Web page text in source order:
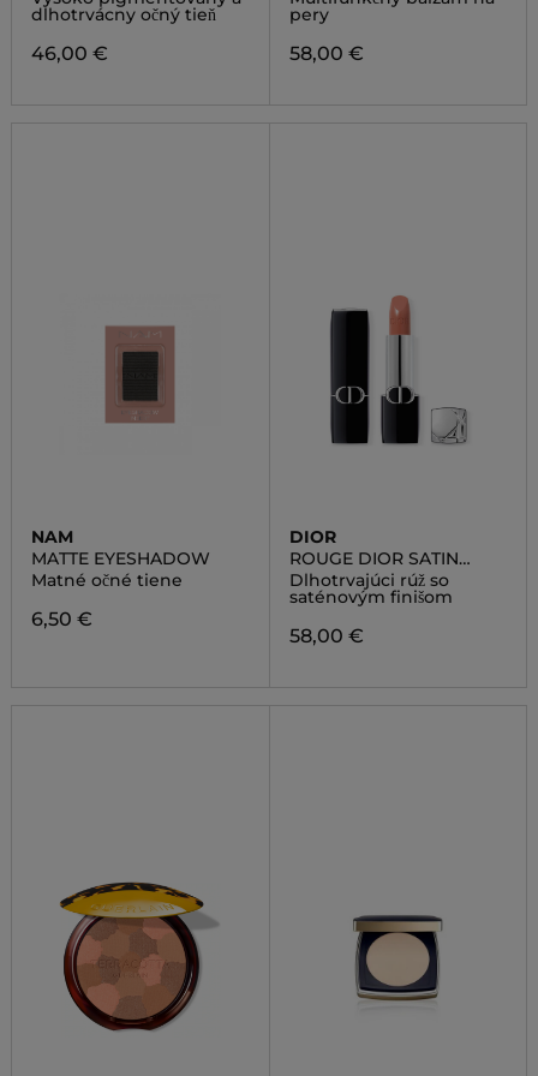
dlhotrvácny očný tieň
46,00 €
pery
58,00 €
NAM
MATTE EYESHADOW
Matné očné tiene
6,50 €
DIOR
ROUGE DIOR SATIN
LIPSTICK
Dlhotrvajúci rúž so
saténovým finišom
58,00 €